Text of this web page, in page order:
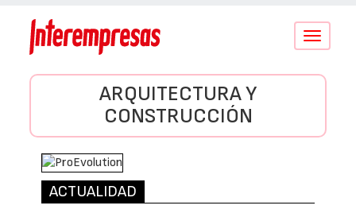
Conmutar
ARQUITECTURA Y
CONSTRUCCIÓN
ACTUALIDAD